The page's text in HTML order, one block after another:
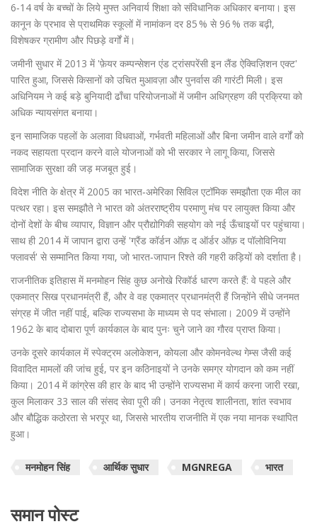
6‑14 वर्ष के बच्चों के लिये मुफ्त अनिवार्य शिक्षा को संविधानिक अधिकार बनाया। इस
कानून के प्रभाव से प्राथमिक स्कूलों में नामांकन दर 85 % से 96 % तक बढ़ी,
विशेषकर ग्रामीण और पिछड़े वर्गों में।
जमीनी सुधार में 2013 में 'फ़ेयर कम्पन्सेशन एंड ट्रांसपरेंसी इन लैंड ऐक्विज़िशन एक्ट'
पारित हुआ, जिससे किसानों को उचित मुआवज़ा और पुनर्वास की गारंटी मिली। इस
अधिनियम ने कई बड़े बुनियादी ढाँचा परियोजनाओं में जमीन अधिग्रहण की प्रक्रिया को
अधिक न्यायसंगत बनाया।
इन सामाजिक पहलों के अलावा विधवाओं, गर्भवती महिलाओं और बिना जमीन वाले वर्गों को
नकद सहायता प्रदान करने वाले योजनाओं को भी सरकार ने लागू किया, जिससे
सामाजिक सुरक्षा की जड़ मजबूत हुई।
विदेश नीति के क्षेत्र में 2005 का भारत‑अमेरिका सिविल एटॉमिक समझौता एक मील का
पत्थर रहा। इस समझौते ने भारत को अंतरराष्ट्रीय परमाणु मंच पर लायुक्त किया और
दोनों देशों के बीच व्यापार, विज्ञान और प्रौद्योगिकी सहयोग को नई ऊँचाइयों पर पहुंचाया।
साथ ही 2014 में जापान द्वारा उन्हें 'ग्रैंड कॉर्डन ऑफ़ द ऑर्डर ऑफ़ द पॉलोविनिया
फ्लावर्स' से सम्मानित किया गया, जो भारत‑जापान रिश्ते की गहरी कड़ियों को दर्शाता है।
राजनीतिक इतिहास में मनमोहन सिंह कुछ अनोखे रिकॉर्ड धारण करते हैं: वे पहले और
एकमात्र सिख प्रधानमंत्री हैं, और वे वह एकमात्र प्रधानमंत्री हैं जिन्होंने सीधे जनमत
संग्रह में जीत नहीं पाई, बल्कि राज्यसभा के माध्यम से पद संभाला। 2009 में उन्होंने
1962 के बाद दोबारा पूर्ण कार्यकाल के बाद पुनः चुने जाने का गौरव प्राप्त किया।
उनके दूसरे कार्यकाल में स्पेक्ट्रम अलोकेशन, कोयला और कोमनवेल्थ गेम्स जैसी कई
विवादित मामलों की जांच हुई, पर इन कठिनाइयों ने उनके समग्र योगदान को कम नहीं
किया। 2014 में कांग्रेस की हार के बाद भी उन्होंने राज्यसभा में कार्य करना जारी रखा,
कुल मिलाकर 33 साल की संसद सेवा पूरी की। उनका नेतृत्व शालीनता, शांत स्वभाव
और बौद्धिक कठोरता से भरपूर था, जिससे भारतीय राजनीति में एक नया मानक स्थापित
हुआ।
मनमोहन सिंह आर्थिक सुधार MGNREGA भारत
समान पोस्ट